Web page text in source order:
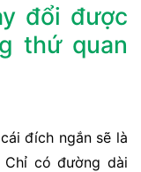
đổi được
thứ quan
đích ngắn sẽ là
Chỉ có đường dài